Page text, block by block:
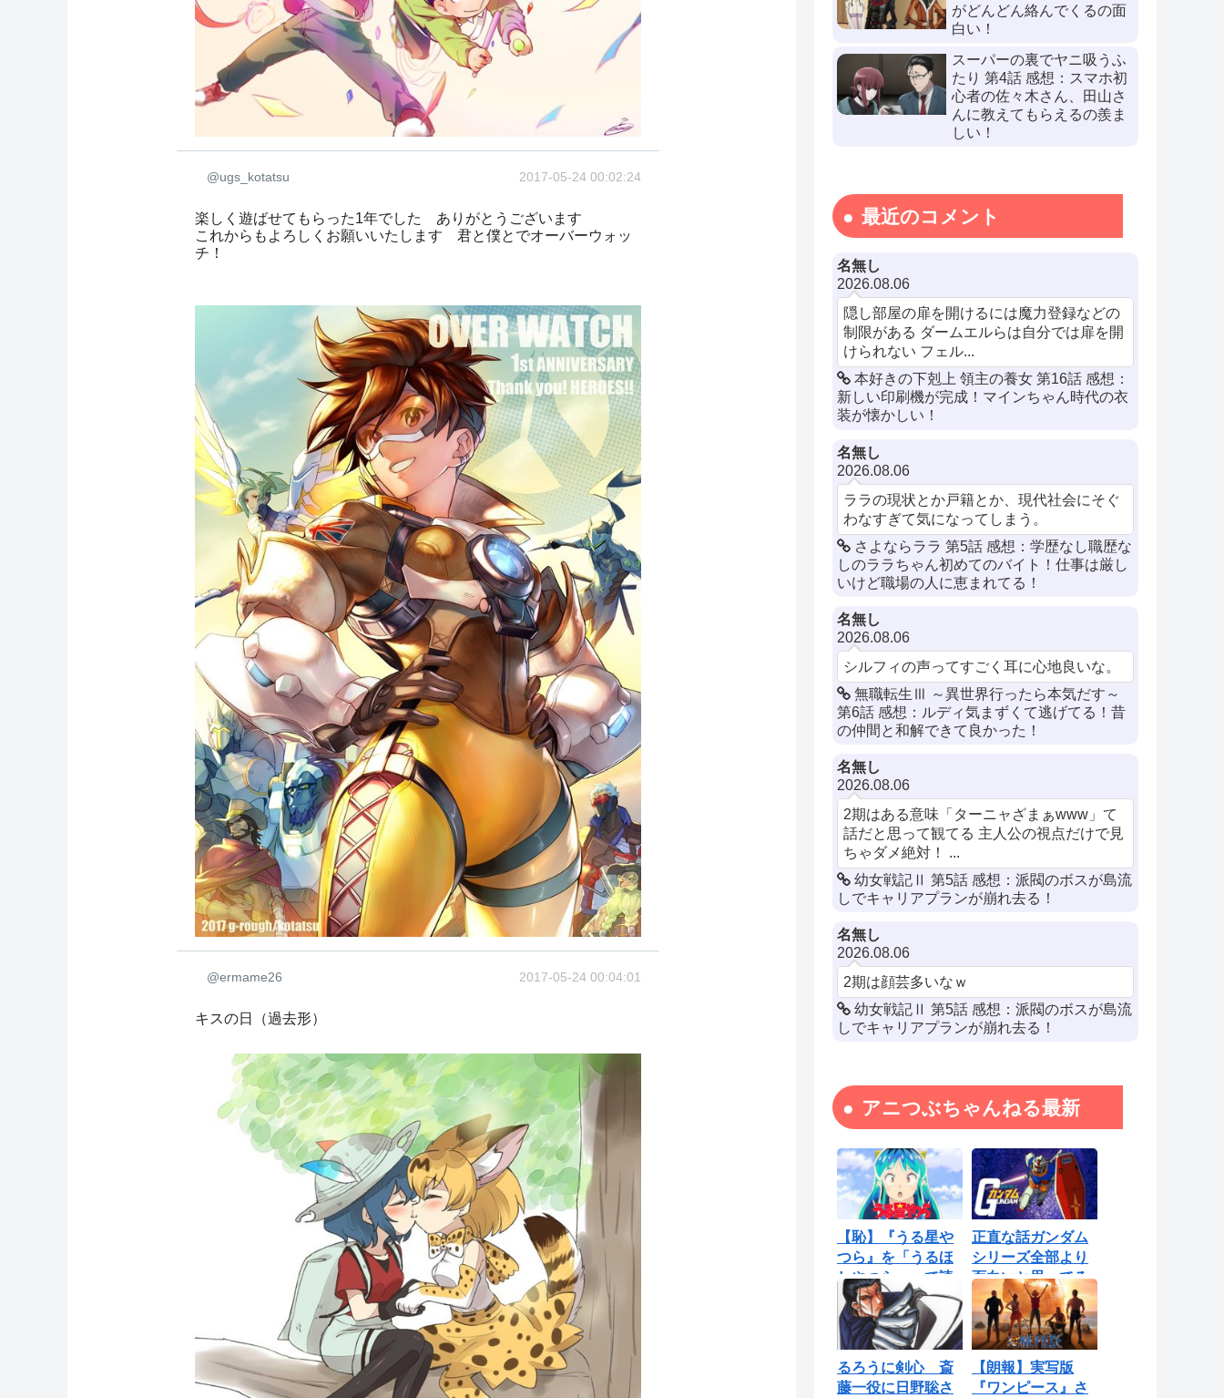
@ugs_kotatsu 2017-05-24 00:02:24
楽しく遊ばせてもらった1年でした ありがとうございます
これからもよろしくお願いいたします 君と僕とでオーバーウォッ
チ！
@ermame26 2017-05-24 00:04:01
キスの日（過去形）
がどんどん絡んでくるの面
白い！
スーパーの裏でヤニ吸うふ
たり 第4話 感想：スマホ初
心者の佐々木さん、田山さ
んに教えてもらえるの羨ま
しい！
最近のコメント
名無し
2026.08.06
隠し部屋の扉を開けるには魔力登録などの
制限がある ダームエルらは自分では扉を開
けられない フェル...
本好きの下剋上 領主の養女 第16話 感想：
新しい印刷機が完成！マインちゃん時代の衣
装が懐かしい！
名無し
2026.08.06
ララの現状とか戸籍とか、現代社会にそぐ
わなすぎて気になってしまう。
さよならララ 第5話 感想：学歴なし職歴な
しのララちゃん初めてのバイト！仕事は厳し
いけど職場の人に恵まれてる！
名無し
2026.08.06
シルフィの声ってすごく耳に心地良いな。
無職転生Ⅲ ～異世界行ったら本気だす～
第6話 感想：ルディ気まずくて逃げてる！昔
の仲間と和解できて良かった！
名無し
2026.08.06
2期はある意味「ターニャざまぁwww」て
話だと思って観てる 主人公の視点だけで見
ちゃダメ絶対！ ...
幼女戦記Ⅱ 第5話 感想：派閥のボスが島流
しでキャリアプランが崩れ去る！
名無し
2026.08.06
2期は顔芸多いなｗ
幼女戦記Ⅱ 第5話 感想：派閥のボスが島流
しでキャリアプランが崩れ去る！
アニつぶちゃんねる最新
【恥】『うる星や
つら』を「うるほ
しやつら」って読
んでたわ…勘...
正直な話ガンダム
シリーズ全部より
面白いと思ってる
ロボットアニ...
るろうに剣心 斎
藤一役に日野聡さ
【朗報】実写版
『ワンピース』さ